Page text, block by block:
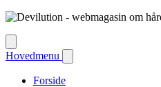
Hovedmenu
Forside